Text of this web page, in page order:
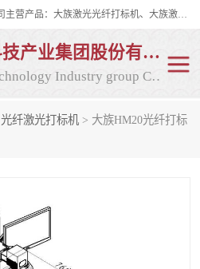
大族激光科技产业集团股份有限公司主营产品：大族激光光纤打标机、大族激光紫外打标机等，大族激光研发实力雄厚，公司拥有数百人的研发队伍，目前具有多项国际发明和国内、计算机软件着作权，多项核心技术处于国际成员之一水平，是世界上仅有的几家拥有"紫外激光"的公司之一。
大族激光科技产业集团股份有限公司
Han’s Laser Technology Industry group Co., Ltd
光纤激光打标机 > 大族HM20光纤打标
大族激光光纤打标机
二氧化碳激光打标机